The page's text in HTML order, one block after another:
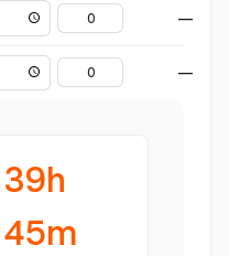
—
—
39h
45m